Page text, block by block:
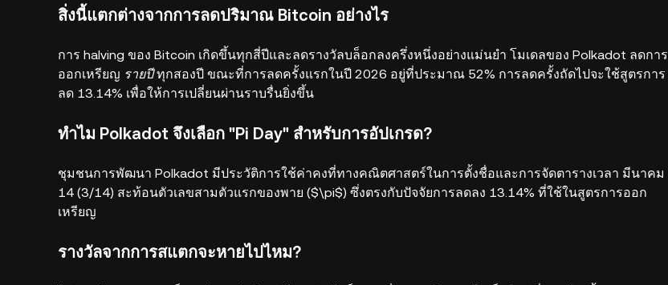
สิ่งนี้แตกต่างจากการลดปริมาณ Bitcoin อย่างไร
การ halving ของ Bitcoin เกิดขึ้นทุกสี่ปีและลดรางวัลบล็อกลงครึ่งหนึ่งอย่างแม่นยำ โมเดลของ Polkadot ลดการ
ออกเหรียญ รายปีทุกสองปี ขณะที่การลดครั้งแรกในปี 2026 อยู่ที่ประมาณ 52% การลดครั้งถัดไปจะใช้สูตรการ
ลด 13.14% เพื่อให้การเปลี่ยนผ่านราบรื่นยิ่งขึ้น
ทำไม Polkadot จึงเลือก "Pi Day" สำหรับการอัปเกรด?
ชุมชนการพัฒนา Polkadot มีประวัติการใช้ค่าคงที่ทางคณิตศาสตร์ในการตั้งชื่อและการจัดตารางเวลา มีนาคม
14 (3/14) สะท้อนตัวเลขสามตัวแรกของพาย ($\pi$) ซึ่งตรงกับปัจจัยการลดลง 13.14% ที่ใช้ในสูตรการออก
เหรียญ
รางวัลจากการสแตกจะหายไปไหม?